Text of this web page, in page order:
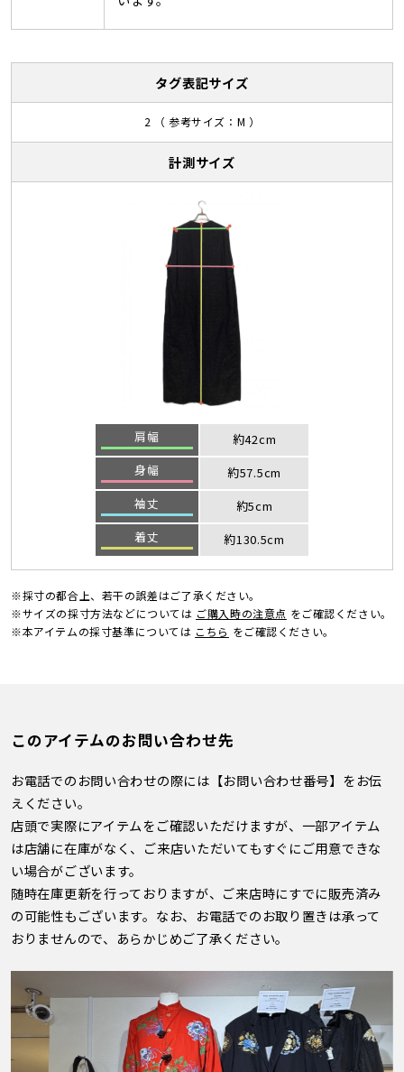
タグ表記サイズ
2 （ 参考サイズ：M ）
計測サイズ
肩幅
約42cm
身幅
約57.5cm
袖丈
約5cm
着丈
約130.5cm
※採寸の都合上、若干の誤差はご了承ください。
※サイズの採寸方法などについては ご購入時の注意点 をご確認ください。
※本アイテムの採寸基準については こちら をご確認ください。
このアイテムのお問い合わせ先
お電話でのお問い合わせの際には【お問い合わせ番号】をお伝
えください。
店頭で実際にアイテムをご確認いただけますが、一部アイテム
は店舗に在庫がなく、ご来店いただいてもすぐにご用意できな
い場合がございます。
随時在庫更新を行っておりますが、ご来店時にすでに販売済み
の可能性もございます。なお、お電話でのお取り置きは承って
おりませんので、あらかじめご了承ください。